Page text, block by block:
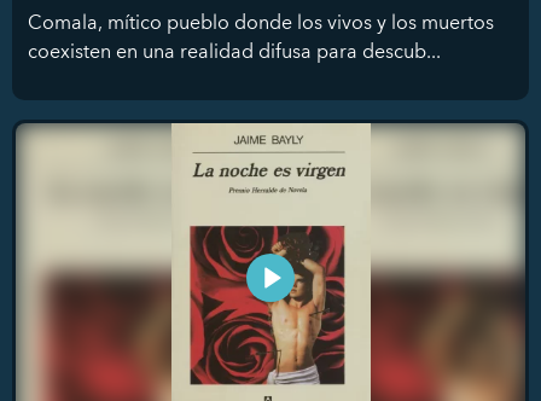
Comala, mítico pueblo donde los vivos y los muertos
coexisten en una realidad difusa para descub...